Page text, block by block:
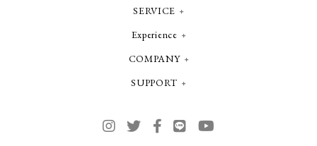
SERVICE
Experience
COMPANY
SUPPORT